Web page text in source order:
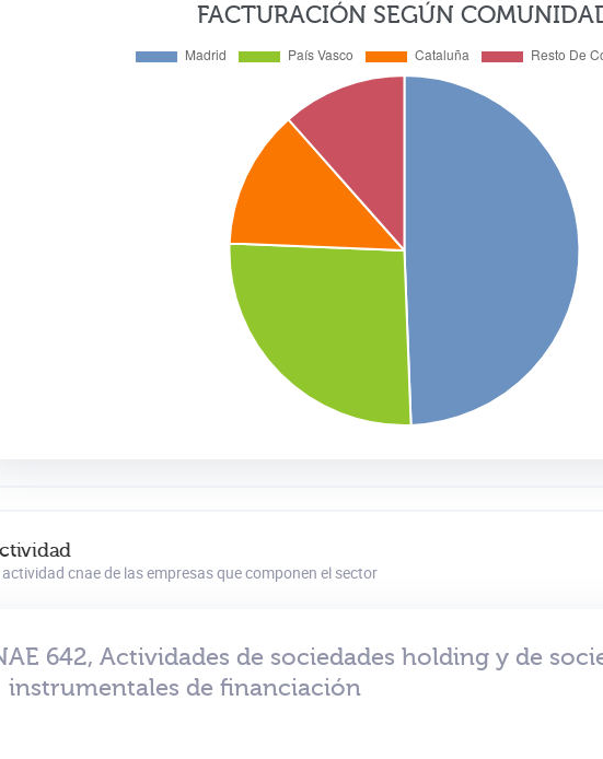
FACTURACIÓN SEGÚN
cnae de las empresas que componen el sector
642, Actividades de sociedades holding y de
instrumentales de financiación